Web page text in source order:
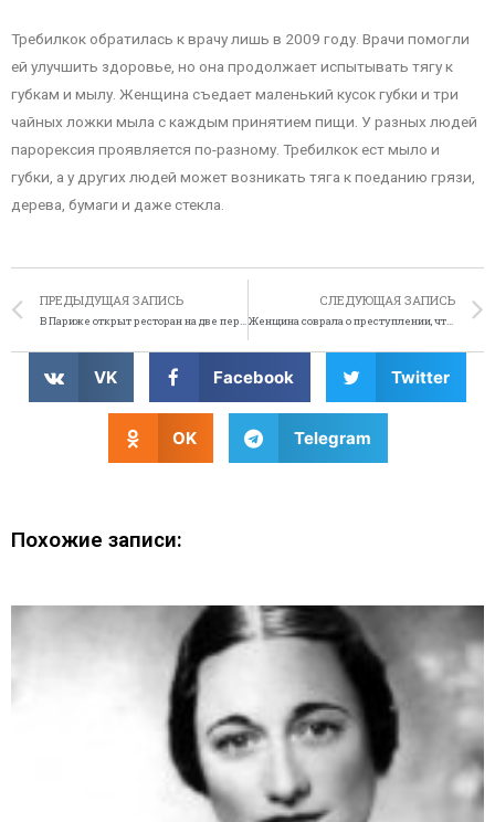
Требилкок обратилась к врачу лишь в 2009 году. Врачи помогли
ей улучшить здоровье, но она продолжает испытывать тягу к
губкам и мылу. Женщина съедает маленький кусок губки и три
чайных ложки мыла с каждым принятием пищи. У разных людей
парорексия проявляется по-разному. Требилкок ест мыло и
губки, а у других людей может возникать тяга к поеданию грязи,
дерева, бумаги и даже стекла.
ПРЕДЫДУЩАЯ ЗАПИСЬ
В Париже открыт ресторан на две персоны
СЛЕДУЮЩАЯ ЗАПИСЬ
Женщина соврала о преступлении, чтобы полицейские не заметили её пьяной за рулём
VK Facebook Twitter
OK Telegram
Похожие записи: